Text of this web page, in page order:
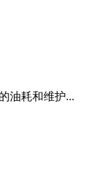
油耗和维护...